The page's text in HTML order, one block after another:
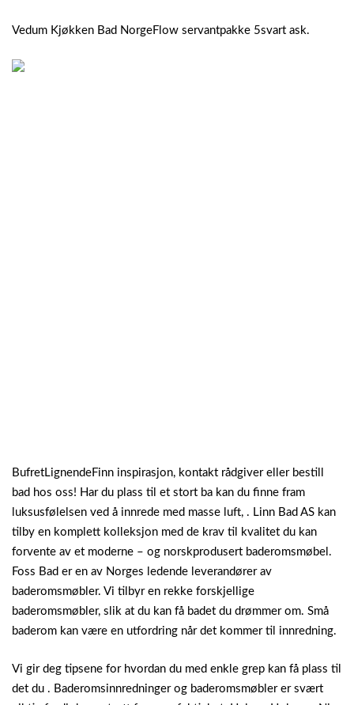
Vedum Kjøkken Bad NorgeFlow servantpakke 5svart ask.
BufretLignendeFinn inspirasjon, kontakt rådgiver eller bestill
bad hos oss! Har du plass til et stort ba kan du finne fram
luksusfølelsen ved å innrede med masse luft, . Linn Bad AS kan
tilby en komplett kolleksjon med de krav til kvalitet du kan
forvente av et moderne – og norskprodusert baderomsmøbel.
Foss Bad er en av Norges ledende leverandører av
baderomsmøbler. Vi tilbyr en rekke forskjellige
baderomsmøbler, slik at du kan få badet du drømmer om. Små
baderom kan være en utfordring når det kommer til innredning.
Vi gir deg tipsene for hvordan du med enkle grep kan få plass til
det du . Baderomsinnredninger og baderomsmøbler er svært